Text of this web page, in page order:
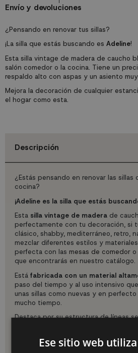
¿Pensando en renovar tus sillas?
¡La silla que estás buscando es Adeline!
Esta silla vintage de madera de caucho
salón comedor o la cocina. Tiene un
respaldo alto con aspas y un asiento
Mejora la decoración de cualquier
el hogar como esta.
Envío y devoluciones
Descripción
¿Estás pensando en renovar las sillas
cocina?
¡Adeline es la silla que estás
Esta silla vintage de madera de
perfectamente con tu decoración, si
clásico, shabby, mediterráneo, retro,
mezclar diferentes estilos y
perfecta con las mesas de comedor o
que encontrarás en nuestro catálogo.
Estáfabricada con un material
paso del tiempo y al uso intensivo
unas sillas como nuevas y en
mucho tiempo.
Destaca por su estructura de líneas
que suman
que hacen que sea una silla muy
disfrutes de las comidas más
Ese sitio web